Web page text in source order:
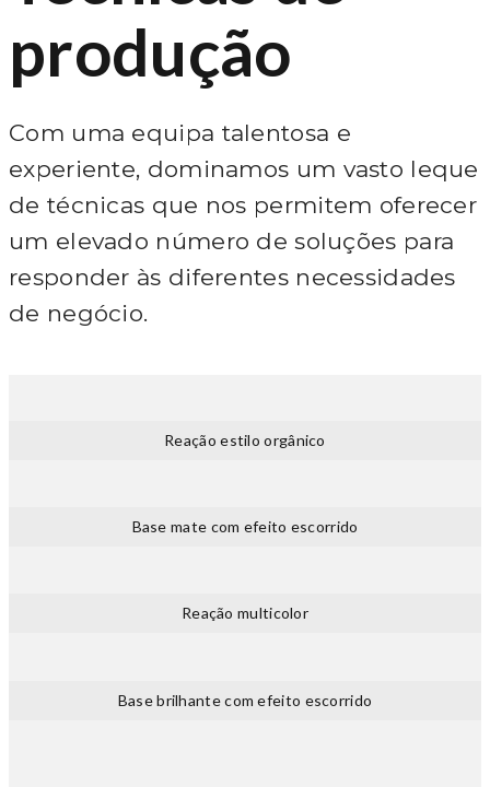
produção
Com uma equipa talentosa e
experiente, dominamos um vasto leque
de técnicas que nos permitem oferecer
um elevado número de soluções para
responder às diferentes necessidades
de negócio.
Reação estilo orgânico
Base mate com efeito escorrido
Reação multicolor
Base brilhante com efeito escorrido